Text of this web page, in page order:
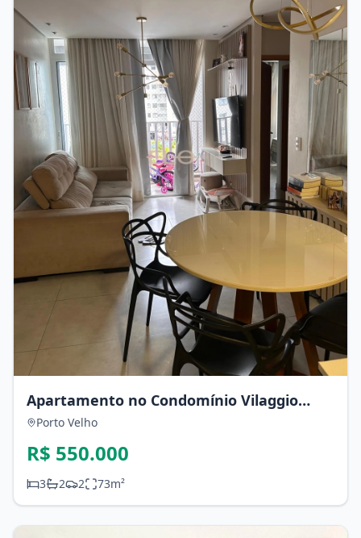
Apartamento no Condomínio Vilaggio
Giardinni
Porto Velho
R$ 550.000
3 2 2 73m²